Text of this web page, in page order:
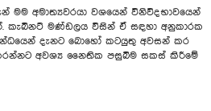
මම අමාත්‍යවරයා වශයෙන් විනිවිදභාවයෙන්
කැබිනට් මණ්ඩලය විසින් ඒ සඳහා අනුකාරක
දැනට බොහෝ කටයුතු අවසන් කර
කරන්නට අවශ්‍ය නෛතික පසුබිම සකස් කිරීමේ